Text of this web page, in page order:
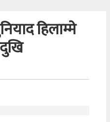
हिलाम्मे